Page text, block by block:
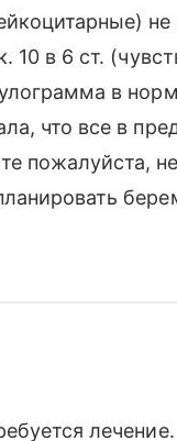
в 6 ст.
в
что все в
пожалуйста,